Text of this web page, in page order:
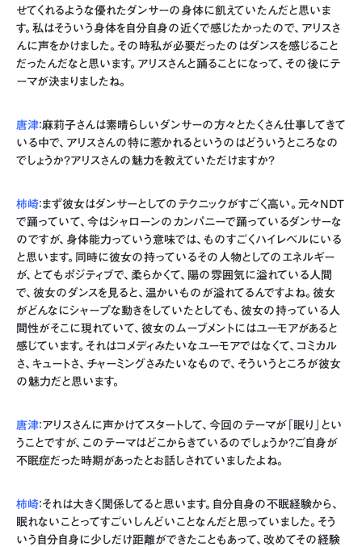
せてくれるような優れたダンサーの身体に飢えていたんだと思いま
す。私はそういう身体を自分自身の近くで感じたかったので、アリスさ
んに声をかけました。その時私が必要だったのはダンスを感じること
だったんだなと思います。アリスさんと踊ることになって、その後にテ
ーマが決まりましたね。
唐津：麻莉子さんは素晴らしいダンサーの方々とたくさん仕事してきて
いる中で、アリスさんの特に惹かれるというのはどういうところなの
でしょうか？アリスさんの魅力を教えていただけますか？
柿崎：まず彼女はダンサーとしてのテクニックがすごく高い。元々NDT
で踊っていて、今はシャローンのカンパニーで踊っているダンサーな
のですが、身体能力っていう意味では、ものすごくハイレベルにいる
と思います。同時に彼女の持っているその人物としてのエネルギー
が、とてもポジティブで、柔らかくて、陽の雰囲気に溢れている人間
で、彼女のダンスを見ると、温かいものが溢れてるんですよね。彼女
がどんなにシャープな動きをしていたとしても、彼女の持っている人
間性がそこに現れていて、彼女のムーブメントにはユーモアがあると
感じています。それはコメディみたいなユーモアではなくて、コミカル
さ、キュートさ、チャーミングさみたいなもので、そういうところが彼女
の魅力だと思います。
唐津：アリスさんに声かけてスタートして、今回のテーマが「眠り」とい
うことですが、このテーマはどこからきているのでしょうか？ご自身が
不眠症だった時期があったとお話しされていましたよね。
柿崎：それは大きく関係してると思います。自分自身の不眠経験から、
眠れないことってすごいしんどいことなんだと思っていました。そう
いう自分自身に少しだけ距離ができたこともあって、改めてその経験